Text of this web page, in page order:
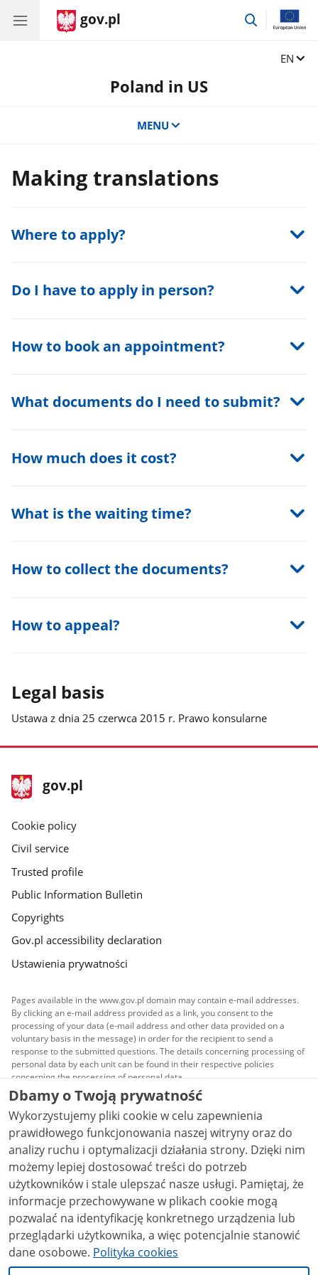
gov.pl
EN
Poland in US
MENU
Making translations
Where to apply?
Do I have to apply in person?
How to book an appointment?
What documents do I need to submit?
How much does it cost?
What is the waiting time?
How to collect the documents?
How to appeal?
Legal basis
Ustawa z dnia 25 czerwca 2015 r. Prawo konsularne
footer
gov.pl
Main
gov.pl
Cookie policy
Civil service
Trusted profile
Public Information Bulletin
Copyrights
Gov.pl accessibility declaration
Ustawienia prywatności
Pages available in the www.gov.pl domain may contain e-mail addresses.
By clicking an e-mail address provided as a link, you consent to the
processing of your data (e-mail address and other data provided on a
voluntary basis in the message) in order for the recipient to send a
response to the submitted questions. The details concerning processing of
personal data by each unit can be found in their respective policies
concerning the processing of personal data.
All content published on this website is covered by a
Creative Commons Attribution 3.0 PLlicense, unless
stated otherwise.
Dbamy o Twoją prywatność
Wykorzystujemy pliki cookie w celu zapewnienia
prawidłowego funkcjonowania naszej witryny oraz do
analizy ruchu i optymalizacji działania strony. Dzięki nim
możemy lepiej dostosować treści do potrzeb
użytkowników i stale ulepszać nasze usługi. Pamiętaj, że
informacje przechowywane w plikach cookie mogą
pozwalać na identyfikację konkretnego urządzenia lub
przeglądarki użytkownika, a więc potencjalnie stanowić
dane osobowe. Polityka cookies